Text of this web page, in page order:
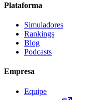
Plataforma
Simuladores
Rankings
Blog
Podcasts
Empresa
Equipe